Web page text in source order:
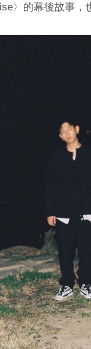
〉的幕後故事，